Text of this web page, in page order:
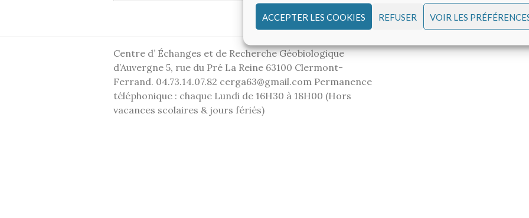
ACCEPTER LES COOKIES REFUSER VOIR LES
Centre d’ Échanges et de Recherche Géobiologique
d’Auvergne 5, rue du Pré La Reine 63100 Clermont-
Ferrand. 04.73.14.07.82 cerga63@gmail.com Permanence
téléphonique : chaque Lundi de 16H30 à 18H00 (Hors
vacances scolaires & jours fériés)